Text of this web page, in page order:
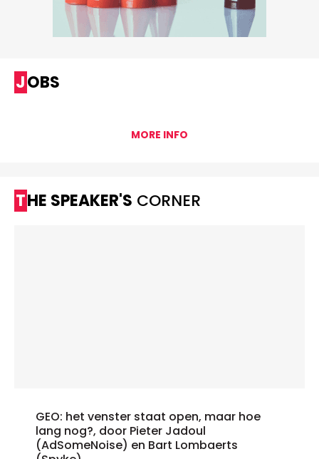
JOBS
MORE INFO
THE SPEAKER'S CORNER
GEO: het venster staat open, maar hoe
lang nog?, door Pieter Jadoul
(AdSomeNoise) en Bart Lombaerts